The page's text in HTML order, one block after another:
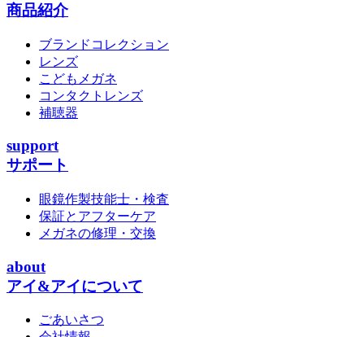
商品紹介
ブランドコレクション
レンズ
こどもメガネ
コンタクトレンズ
補聴器
support
サポート
眼鏡作製技能士・検査
保証とアフターケア
メガネの修理・交換
about
アイ&アイについて
ごあいさつ